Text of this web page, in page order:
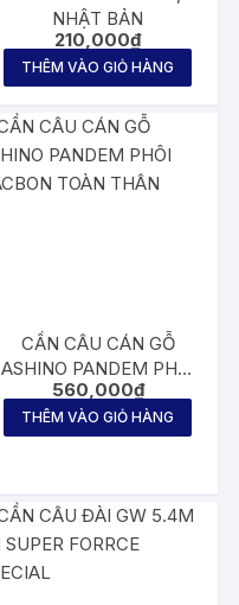
NHẬT BẢN
210,000₫
THÊM VÀO GIỎ HÀNG
CẦN CÂU CÁN GỖ
ASHINO PANDEM PHÔI
CACBON TOÀN THÂN
560,000₫
THÊM VÀO GIỎ HÀNG